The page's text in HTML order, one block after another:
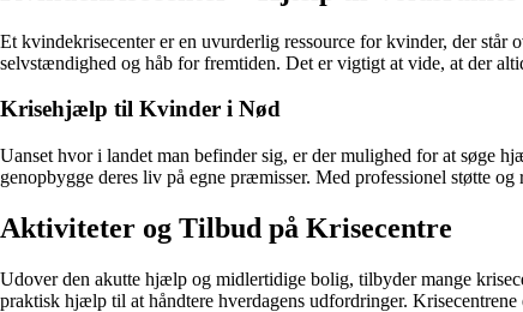
Et kvindekrisecenter er en uvurderlig ressource for kvinder, der
selvstændighed og håb for fremtiden. Det er vigtigt at vide, at der
Krisehjælp til Kvinder i Nød
Uanset hvor i landet man befinder sig, er der mulighed for at søge
genopbygge deres liv på egne præmisser. Med professionel støtte
Aktiviteter og Tilbud på Krisecentre
Udover den akutte hjælp og midlertidige bolig, tilbyder mange
praktisk hjælp til at håndtere hverdagens udfordringer.